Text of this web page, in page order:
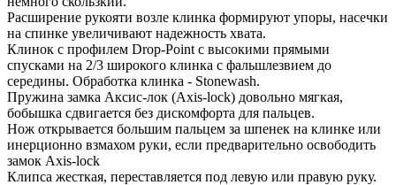
Расширение рукояти возле клинка формируют упоры, насечки
на спинке увеличивают надежность хвата.
Клинок с профилем Drop-Point с высокими прямыми
спусками на 2/3 широкого клинка с фальшлезвием до
середины. Обработка клинка - Stonewash.
Пружина замка Аксис-лок (Axis-lock) довольно мягкая,
бобышка сдвигается без дискомфорта для пальцев.
Нож открывается большим пальцем за шпенек на клинке или
инерционно взмахом руки, если предварительно освободить
замок Axis-lock
Клипса жесткая, переставляется под левую или правую руку.